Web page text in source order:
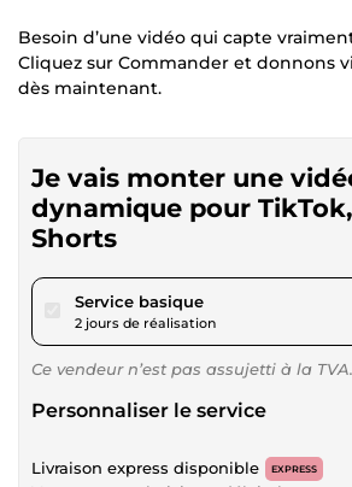
Besoin d’une vidéo qui capte
Cliquez sur Commander et donnons
dès maintenant.
Je vais monter une
dynamique pour
Shorts
Service basiquepour 23,11 $US
2 jours de réalisation
Ce vendeur n’est pas assujetti à la TVA.
Personnaliser le service
Livraison express disponible EXPRESS